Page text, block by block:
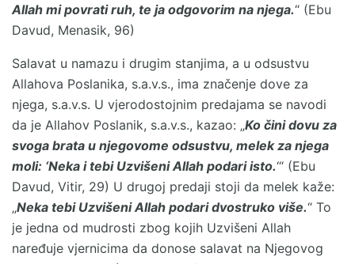
Allah mi povrati ruh, te ja odgovorim na njega.“ (Ebu
Davud, Menasik, 96)
Salavat u namazu i drugim stanjima, a u odsustvu
Allahova Poslanika, s.a.v.s., ima značenje dove za
njega, s.a.v.s. U vjerodostojnim predajama se navodi
da je Allahov Poslanik, s.a.v.s., kazao: „Ko čini dovu za
svoga brata u njegovome odsustvu, melek za njega
moli: ‘Neka i tebi Uzvišeni Allah podari isto.‘“ (Ebu
Davud, Vitir, 29) U drugoj predaji stoji da melek kaže:
„Neka tebi Uzvišeni Allah podari dvostruko više.“ To
je jedna od mudrosti zbog kojih Uzvišeni Allah
naređuje vjernicima da donose salavat na Njegovog